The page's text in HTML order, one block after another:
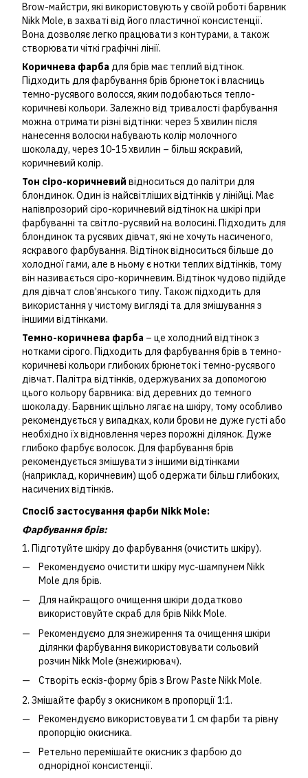
Brow-майстри, які використовують у своїй роботі барвник
Nikk Mole, в захваті від його пластичної консистенції.
Вона дозволяє легко працювати з контурами, а також
створювати чіткі графічні лінії.
Коричнева фарба для брів має теплий відтінок.
Підходить для фарбування брів брюнеток і власниць
темно-русявого волосся, яким подобаються тепло-
коричневі кольори. Залежно від тривалості фарбування
можна отримати різні відтінки: через 5 хвилин після
нанесення волоски набувають колір молочного
шоколаду, через 10-15 хвилин – більш яскравий,
коричневий колір.
Тон сіро-коричневий відноситься до палітри для
блондинок. Один із найсвітліших відтінків у лінійці. Має
напівпрозорий сіро-коричневий відтінок на шкірі при
фарбуванні та світло-русявий на волосині. Підходить для
блондинок та русявих дівчат, які не хочуть насиченого,
яскравого фарбування. Відтінок відноситься більше до
холодної гами, але в ньому є нотки теплих відтінків, тому
він називається сіро-коричневим. Відтінок чудово підійде
для дівчат слов’янського типу. Також підходить для
використання у чистому вигляді та для змішування з
іншими відтінками.
Темно-коричнева фарба – це холодний відтінок з
нотками сірого. Підходить для фарбування брів в темно-
коричневі кольори глибоких брюнеток і темно-русявого
дівчат. Палітра відтінків, одержуваних за допомогою
цього кольору барвника: від деревних до темного
шоколаду. Барвник щільно лягає на шкіру, тому особливо
рекомендується у випадках, коли брови не дуже густі або
необхідно їх відновлення через порожні ділянок. Дуже
глибоко фарбує волосок. Для фарбування брів
рекомендується змішувати з іншими відтінками
(наприклад, коричневим) щоб одержати більш глибоких,
насичених відтінків.
Спосіб застосування фарби Nikk Mole:
Фарбування брів:
1. Підготуйте шкіру до фарбування (очистить шкіру).
Рекомендуємо очистити шкіру мус-шампунем Nikk
Mole для брів.
Для найкращого очищення шкіри додатково
використовуйте скраб для брів Nikk Mole.
Рекомендуємо для знежирення та очищення шкіри
ділянки фарбування використовувати сольовий
розчин Nikk Mole (знежирювач).
Створіть ескіз-форму брів з Brow Paste Nikk Mole.
2. Змішайте фарбу з окисником в пропорції 1:1.
Рекомендуємо використовувати 1 см фарби та рівну
пропорцію окисника.
Ретельно перемішайте окисник з фарбою до
однорідної консистенції.